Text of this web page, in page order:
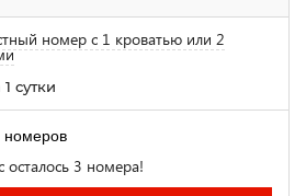
номер с 1 кроватью или 2
сутки
номеров
осталось 3 номера!